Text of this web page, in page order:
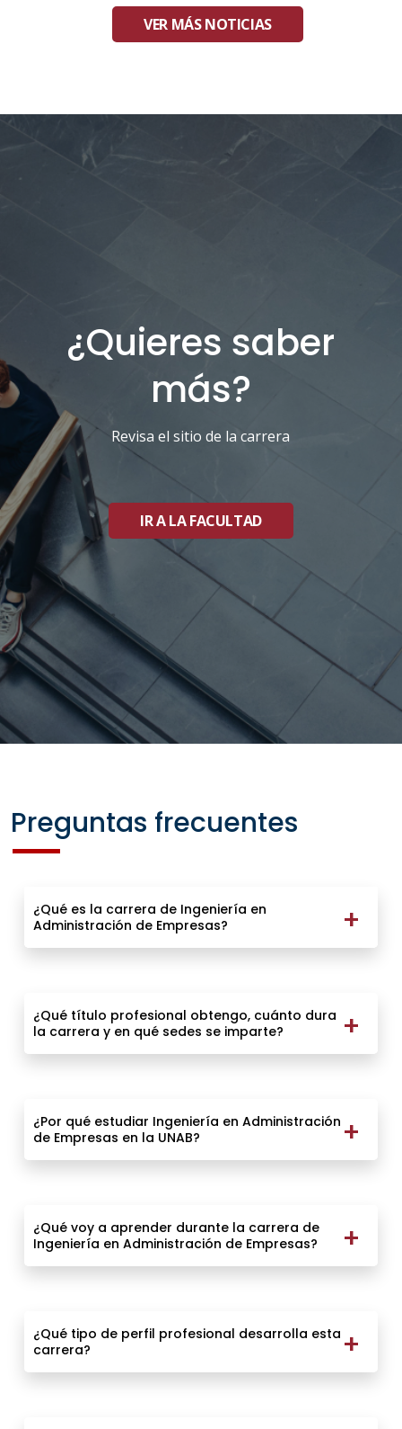
VER MÁS NOTICIAS
¿Quieres saber
más?
Revisa el sitio de la carrera
IR A LA FACULTAD
Preguntas frecuentes
¿Qué es la carrera de Ingeniería en
Administración de Empresas?
¿Qué título profesional obtengo, cuánto dura
la carrera y en qué sedes se imparte?
¿Por qué estudiar Ingeniería en Administración
de Empresas en la UNAB?
¿Qué voy a aprender durante la carrera de
Ingeniería en Administración de Empresas?
¿Qué tipo de perfil profesional desarrolla esta
carrera?